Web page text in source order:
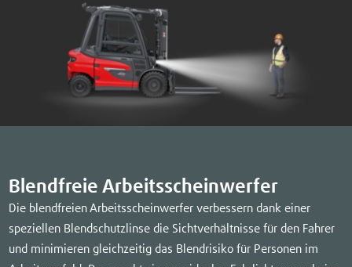
Blendfreie Arbeitsscheinwerfer
Die blendfreien Arbeitsscheinwerfer verbessern dank einer
speziellen Blendschutzlinse die Sichtverhältnisse für den Fahrer
und minimieren gleichzeitig das Blendrisiko für Personen im